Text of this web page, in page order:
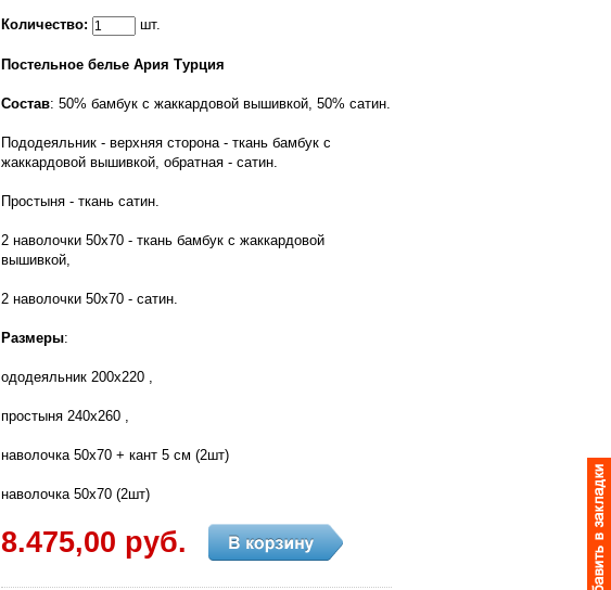
Количество: шт.
Постельное белье Ария Турция
Состав: 50% бамбук с жаккардовой вышивкой, 50% сатин.
Пододеяльник - верхняя сторона - ткань бамбук с
жаккардовой вышивкой, обратная - сатин.
Простыня - ткань сатин.
2 наволочки 50x70 - ткань бамбук с жаккардовой
вышивкой,
2 наволочки 50x70 - сатин.
Размеры:
ододеяльник 200х220 ,
простыня 240х260 ,
наволочка 50х70 + кант 5 см (2шт)
наволочка 50х70 (2шт)
8.475,00 руб.